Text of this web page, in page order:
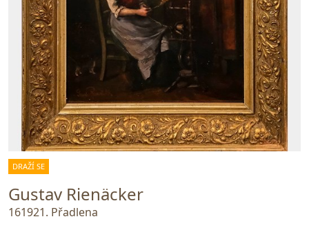
DRAŽÍ SE
Gustav Rienäcker
161921. Přadlena